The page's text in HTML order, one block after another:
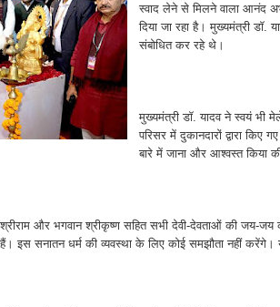
स्वाद लेने से मिलने वाला आनंद
दिया जा रहा है। मुख्यमंत्री डॉ.
संबोधित कर रहे थे।
मुख्यमंत्री डॉ. यादव ने स्वयं भी
परिसर में दुकानदारों द्वारा
बारे में जाना और आश्वस्त किया
श्रीराम और भगवान श्रीकृष्ण सहित सभी देवी-देवताओं की
इस सनातन धर्म की व्यवस्था के लिए कोई समझौता नहीं